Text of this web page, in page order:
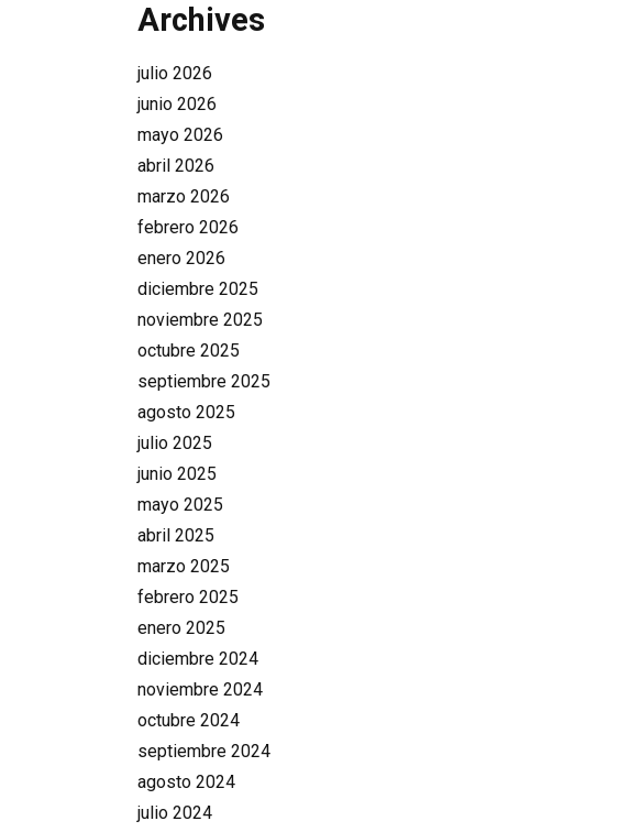
Archives
julio 2026
junio 2026
mayo 2026
abril 2026
marzo 2026
febrero 2026
enero 2026
diciembre 2025
noviembre 2025
octubre 2025
septiembre 2025
agosto 2025
julio 2025
junio 2025
mayo 2025
abril 2025
marzo 2025
febrero 2025
enero 2025
diciembre 2024
noviembre 2024
octubre 2024
septiembre 2024
agosto 2024
julio 2024